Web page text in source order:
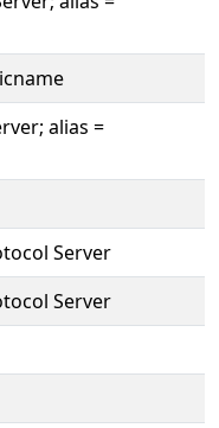
alias =
Server
Server